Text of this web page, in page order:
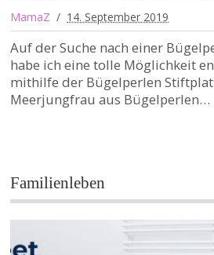
MamaZ 14. September 2019
Auf der Suche nach einer
habe ich eine tolle Möglichkeit
mithilfe der Bügelperlen
Meerjungfrau aus Bügelperlen…
Familienleben